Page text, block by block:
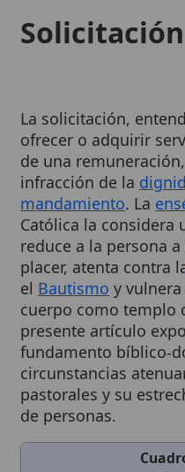
de una remuneración,
infracción de la
mandamiento. La
Católica la considera un
reduce a la persona a
placer, atenta contra la
elBautismoy vulnera el
cuerpo como templo
presente artículo
fundamento bíblico-
circunstancias
pastorales y su
de personas.
Cuadro
Término